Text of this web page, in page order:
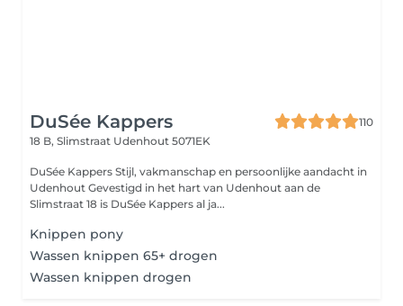
DuSée Kappers
110
18 B, Slimstraat Udenhout 5071EK
DuSée Kappers Stijl, vakmanschap en persoonlijke aandacht in
Udenhout Gevestigd in het hart van Udenhout aan de
Slimstraat 18 is DuSée Kappers al ja...
Knippen pony
Wassen knippen 65+ drogen
Wassen knippen drogen